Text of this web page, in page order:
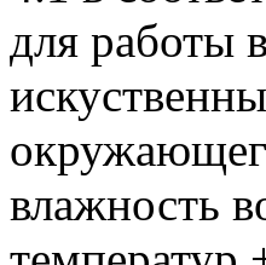
для работы
влажность